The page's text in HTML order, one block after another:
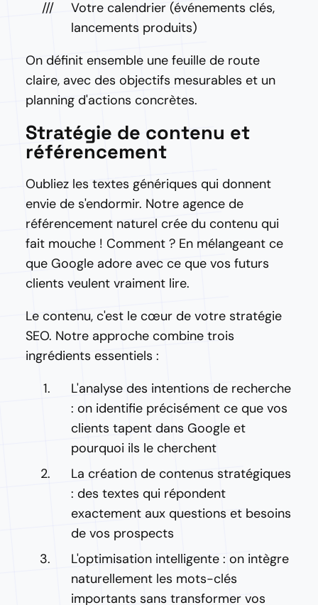
Votre calendrier (événements clés,
lancements produits)
On définit ensemble une feuille de route
claire, avec des objectifs mesurables et un
planning d'actions concrètes.
Stratégie de contenu et
référencement
Oubliez les textes génériques qui donnent
envie de s'endormir. Notre agence de
référencement naturel crée du contenu qui
fait mouche ! Comment ? En mélangeant ce
que Google adore avec ce que vos futurs
clients veulent vraiment lire.
Le contenu, c'est le cœur de votre stratégie
SEO. Notre approche combine trois
ingrédients essentiels :
L'analyse des intentions de recherche
: on identifie précisément ce que vos
clients tapent dans Google et
pourquoi ils le cherchent
La création de contenus stratégiques
: des textes qui répondent
exactement aux questions et besoins
de vos prospects
L'optimisation intelligente : on intègre
naturellement les mots-clés
importants sans transformer vos